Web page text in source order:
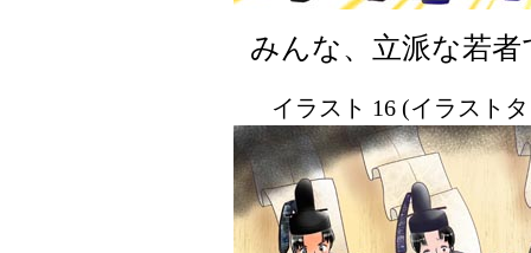
みんな、立派な若者
イラスト 16 (イラスト